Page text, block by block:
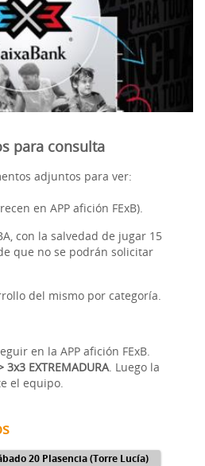
para consulta
adjuntos para ver:
en APP afición FExB).
con la salvedad de jugar 15
que no se podrán solicitar
del mismo por categoría.
en la APP afición FExB.
EXTREMADURA. Luego la
el equipo.
20 Plasencia (Torre Lucía)